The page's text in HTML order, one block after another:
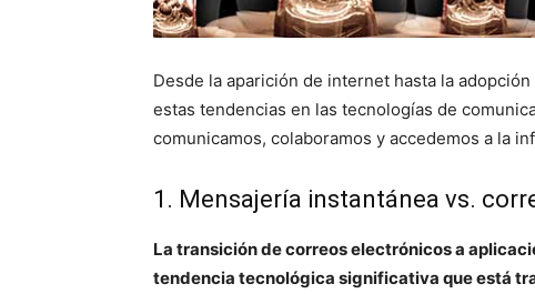
Desde la aparición de internet hasta la
estas tendencias en las tecnologías de
comunicamos, colaboramos y accedemos a la
1. Mensajería instantánea vs.
La transición de correos electrónicos a
tendencia tecnológica significativa que está